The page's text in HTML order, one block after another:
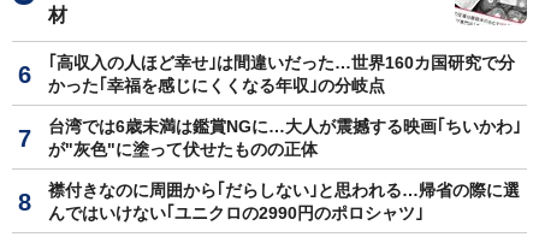
材
｢高収入の人ほど幸せ｣は間違いだった…世界160カ国研究で分
かった｢幸福を感じにくくなる年収｣の分岐点
台湾では6歳未満は鑑賞NGに…大人が震撼する映画｢ちいかわ｣
が"灰色"に塗って伏せたものの正体
襟付きなのに周囲から｢だらしない｣と思われる…帰省の際に選
んではいけない｢ユニクロの2990円のポロシャツ｣